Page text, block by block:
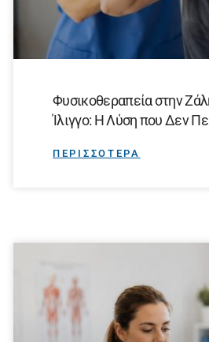
Φυσικοθεραπεία στην
Ίλιγγο: Η Λύση που Δεν
ΠΕΡΙΣΣΟΤΕΡΑ